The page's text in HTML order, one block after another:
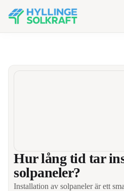
Installation
Hitta guider, tips och tekniska råd
solcellssystem i toppskick.
Hur lång tid tar
solpaneler?
Installation av solpaneler är ett